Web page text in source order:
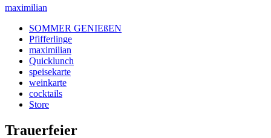
maximilian
SOMMER GENIEßEN
Pfifferlinge
maximilian
Quicklunch
speisekarte
weinkarte
cocktails
Store
Trauerfeier